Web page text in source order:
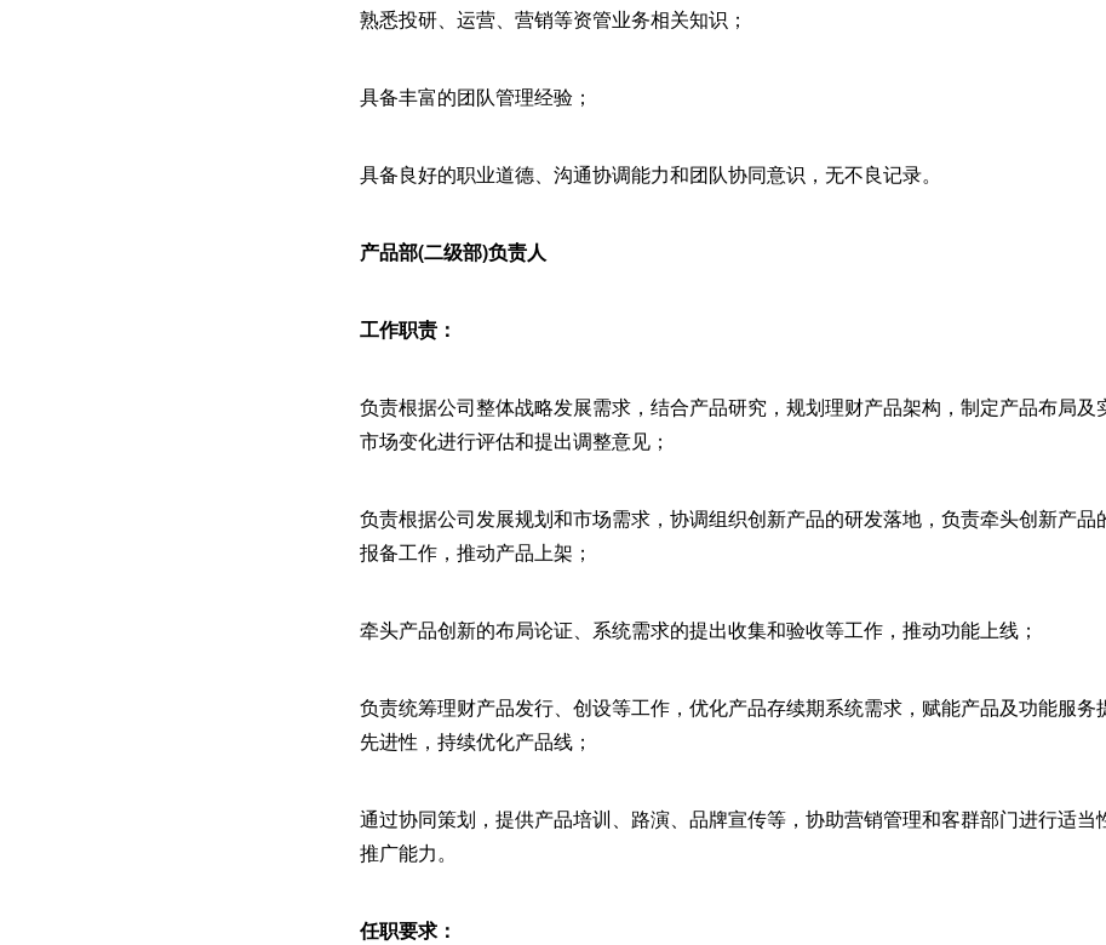
熟悉投研、运营、营销等资管业务相关知识；
具备丰富的团队管理经验；
具备良好的职业道德、沟通协调能力和团队协同意识，无不良记录。
产品部(二级部)负责人
工作职责：
负责根据公司整体战略发展需求，结合产品研究，规划理财产品架构，制定产品布局及
市场变化进行评估和提出调整意见；
负责根据公司发展规划和市场需求，协调组织创新产品的研发落地，负责牵头创新产品
报备工作，推动产品上架；
牵头产品创新的布局论证、系统需求的提出收集和验收等工作，推动功能上线；
负责统筹理财产品发行、创设等工作，优化产品存续期系统需求，赋能产品及功能服务
先进性，持续优化产品线；
通过协同策划，提供产品培训、路演、品牌宣传等，协助营销管理和客群部门进行适当
推广能力。
任职要求：